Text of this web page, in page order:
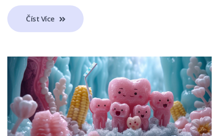
Číst Více